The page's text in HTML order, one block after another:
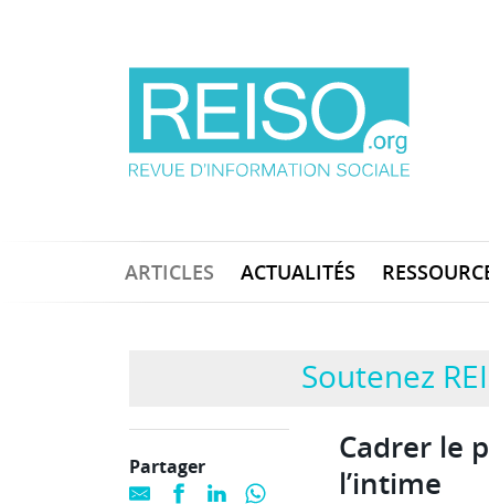
ARTICLES ACTUALITÉS
Soutenez
Cadrer le
l’intime
Partager